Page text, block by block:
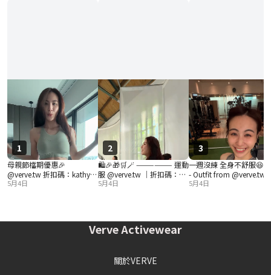
1
母親節檔期優惠🎉
@verve.tw 折扣碼：kathy
((男款也有優惠喔🎁🛍️🛒)) - -
5月4日
2
🛍️🎉🎁🛒🪄 —————— 運動
服 @verve.tw ｜折扣碼：
kathy #verve #機能運動服
5月4日
3
一週沒練 全身不舒服😆 -
- Outfit from @verve.tw 折
扣碼：kathy #sportswear
5月4日
Verve Activewear
關於VERVE